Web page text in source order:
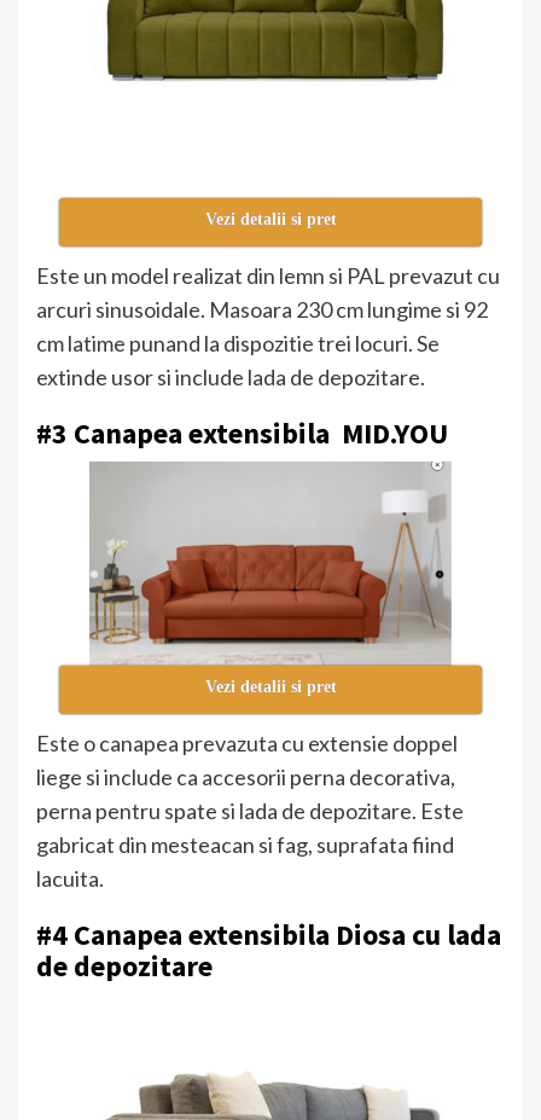
Vezi detalii si pret
Este un model realizat din lemn si PAL prevazut cu
arcuri sinusoidale. Masoara 230 cm lungime si 92
cm latime punand la dispozitie trei locuri. Se
extinde usor si include lada de depozitare.
#3 Canapea extensibila MID.YOU
Vezi detalii si pret
Este o canapea prevazuta cu extensie doppel
liege si include ca accesorii perna decorativa,
perna pentru spate si lada de depozitare. Este
gabricat din mesteacan si fag, suprafata fiind
lacuita.
#4 Canapea extensibila Diosa cu lada
de depozitare